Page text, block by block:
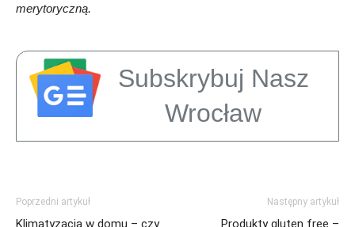
merytoryczną.
Subskrybuj Nasz
Wrocław
Poprzedni artykuł
Klimatyzacja w domu – czy
Następny artykuł
Produkty gluten free –